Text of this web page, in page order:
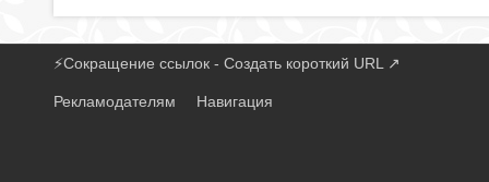
⚡Сокращение ссылок - Создать короткий URL ↗
Рекламодателям Навигация